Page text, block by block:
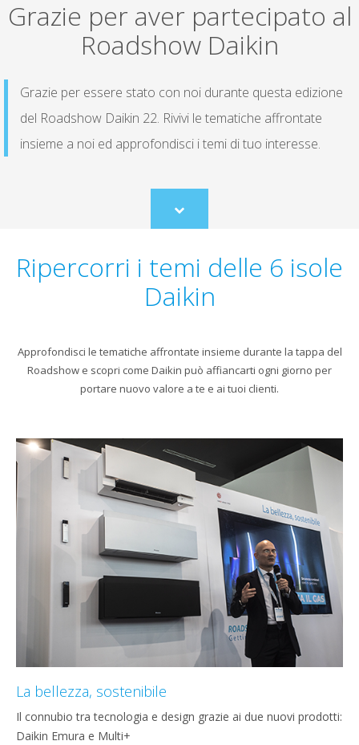
Grazie per aver partecipato al
Roadshow Daikin
Grazie per essere stato con noi durante questa edizione
del Roadshow Daikin 22. Rivivi le tematiche affrontate
insieme a noi ed approfondisci i temi di tuo interesse.
Scroll
to
Ripercorri i temi delle 6 isole
Daikin
Approfondisci le tematiche affrontate insieme durante la tappa del
Roadshow e scopri come Daikin può affiancarti ogni giorno per
portare nuovo valore a te e ai tuoi clienti.
La bellezza, sostenibile
Il connubio tra tecnologia e design grazie ai due nuovi prodotti:
Daikin Emura e Multi+